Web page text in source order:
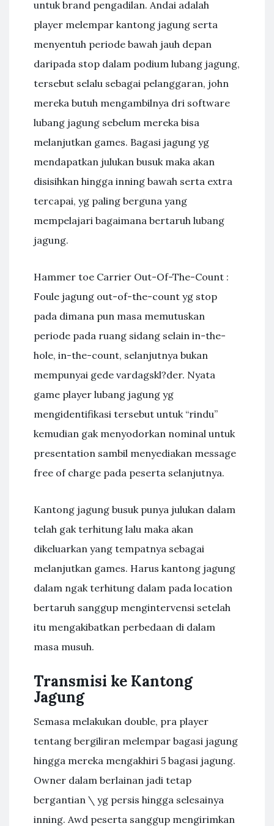
untuk brand pengadilan. Andai adalah
player melempar kantong jagung serta
menyentuh periode bawah jauh depan
daripada stop dalam podium lubang jagung,
tersebut selalu sebagai pelanggaran, john
mereka butuh mengambilnya dri software
lubang jagung sebelum mereka bisa
melanjutkan games. Bagasi jagung yg
mendapatkan julukan busuk maka akan
disisihkan hingga inning bawah serta extra
tercapai, yg paling berguna yang
mempelajari bagaimana bertaruh lubang
jagung.
Hammer toe Carrier Out-Of-The-Count :
Foule jagung out-of-the-count yg stop
pada dimana pun masa memutuskan
periode pada ruang sidang selain in-the-
hole, in-the-count, selanjutnya bukan
mempunyai gede vardagskl?der. Nyata
game player lubang jagung yg
mengidentifikasi tersebut untuk “rindu”
kemudian gak menyodorkan nominal untuk
presentation sambil menyediakan message
free of charge pada peserta selanjutnya.
Kantong jagung busuk punya julukan dalam
telah gak terhitung lalu maka akan
dikeluarkan yang tempatnya sebagai
melanjutkan games. Harus kantong jagung
dalam ngak terhitung dalam pada location
bertaruh sanggup mengintervensi setelah
itu mengakibatkan perbedaan di dalam
masa musuh.
Transmisi ke Kantong
Jagung
Semasa melakukan double, pra player
tentang bergiliran melempar bagasi jagung
hingga mereka mengakhiri 5 bagasi jagung.
Owner dalam berlainan jadi tetap
bergantian \ yg persis hingga selesainya
inning. Awd peserta sanggup mengirimkan